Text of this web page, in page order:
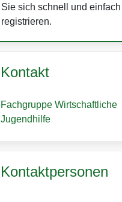
Sie sich schnell und einfach
registrieren.
Kontakt
Fachgruppe Wirtschaftliche
Jugendhilfe
Kontaktpersonen